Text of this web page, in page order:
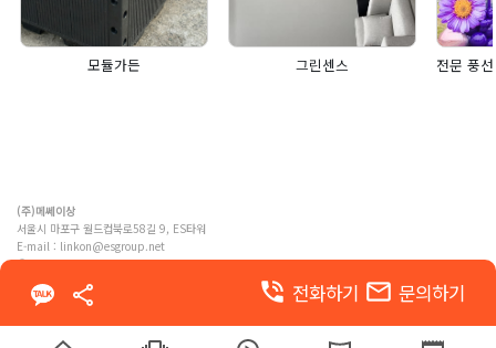
모듈가든 그린센스
phone_in_talk 전화하기 email 문의하기
(주)메쎄이상
서울시 마포구 월드컵북로58길 9, ES타워
E-mail : linkon@esgroup.net
ⓒ MESSE ESANG. Co., Ltd. ALL RIGHTS RESERVED
이용약관